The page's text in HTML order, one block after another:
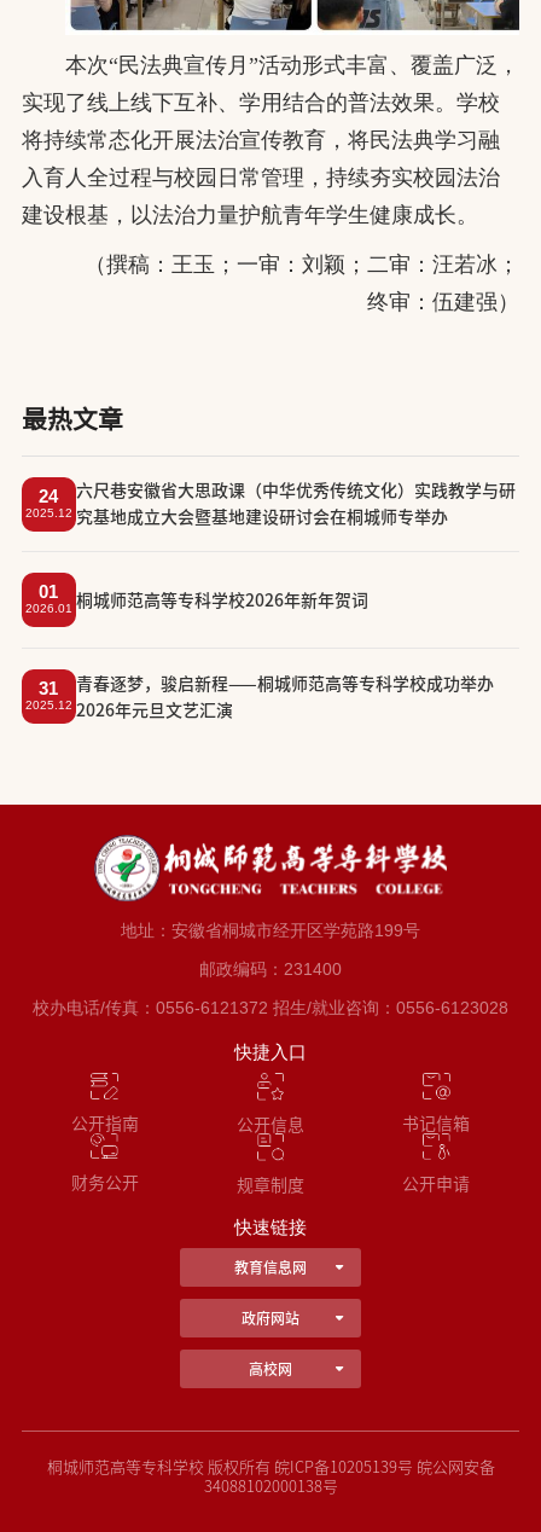
本次“民法典宣传月”活动形式丰富、覆盖广泛，
实现了线上线下互补、学用结合的普法效果。学校
将持续常态化开展法治宣传教育，将民法典学习融
入育人全过程与校园日常管理，持续夯实校园法治
建设根基，以法治力量护航青年学生健康成长。
（撰稿：王玉；一审：刘颖；二审：汪若冰；
终审：伍建强）
最热文章
24
2025.12
六尺巷安徽省大思政课（中华优秀传统文化）实践教学与研
究基地成立大会暨基地建设研讨会在桐城师专举办
01
2026.01 ​桐城师范高等专科学校2026年新年贺词
31
2025.12
​青春逐梦，骏启新程——桐城师范高等专科学校成功举办
2026年元旦文艺汇演
地址：安徽省桐城市经开区学苑路199号
邮政编码：231400
校办电话/传真：0556-6121372 招生/就业咨询：0556-6123028
快捷入口
公开指南 公开信息 书记信箱
财务公开 规章制度 公开申请
快速链接
教育信息网
政府网站
高校网
桐城师范高等专科学校 版权所有 皖ICP备10205139号 皖公网安备
34088102000138号